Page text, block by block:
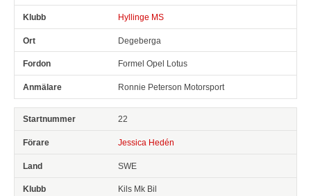
Hyllinge MS
Degeberga
Formel Opel Lotus
Ronnie Peterson Motorsport
22
Jessica Hedén
SWE
Kils Mk Bil